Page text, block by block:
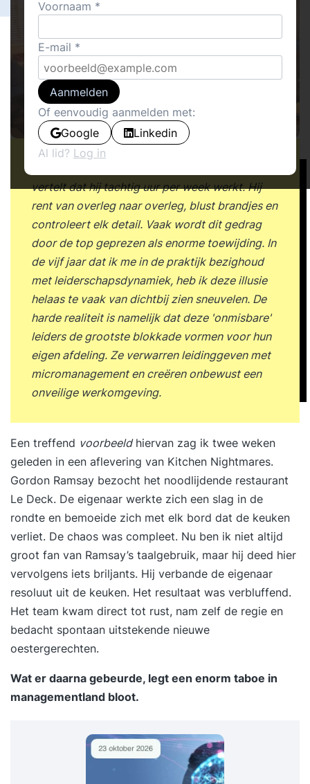
vertelt dat hij tachtig uur per week werkt. Hij
rent van overleg naar overleg, blust brandjes en
controleert elk detail. Vaak wordt dit gedrag
door de top geprezen als enorme toewijding. In
de vijf jaar dat ik me in de praktijk bezighoud
met leiderschapsdynamiek, heb ik deze illusie
helaas te vaak van dichtbij zien sneuvelen. De
harde realiteit is namelijk dat deze 'onmisbare'
leiders de grootste blokkade vormen voor hun
eigen afdeling. Ze verwarren leidinggeven met
micromanagement en creëren onbewust een
onveilige werkomgeving.
Een treffend voorbeeldhiervan zag ik twee weken
geleden in een aflevering van Kitchen Nightmares.
Gordon Ramsay bezocht het noodlijdende restaurant
Le Deck. De eigenaar werkte zich een slag in de
rondte en bemoeide zich met elk bord dat de keuken
verliet. De chaos was compleet. Nu ben ik niet altijd
groot fan van Ramsay’s taalgebruik, maar hij deed hier
vervolgens iets briljants. Hij verbande de eigenaar
resoluut uit de keuken. Het resultaat was verbluffend.
Het team kwam direct tot rust, nam zelf de regie en
bedacht spontaan uitstekende nieuwe
oestergerechten.
Wat er daarna gebeurde, legt een enorm taboe in
managementland bloot.
Voornaam
E-mail
Aanmelden
Of eenvoudig aanmelden met:
Google
Linkedin
Al lid? Log in